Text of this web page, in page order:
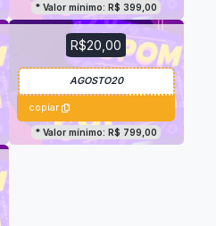
* Valor mínimo: R$ 399,00
R$20,00
copiar
* Valor mínimo: R$ 799,00